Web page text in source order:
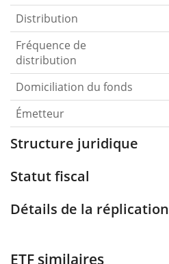
Distribution
Fréquence de
distribution
Domiciliation du fonds
Émetteur
Structure juridique
Statut fiscal
Détails de la réplication
ETF similaires